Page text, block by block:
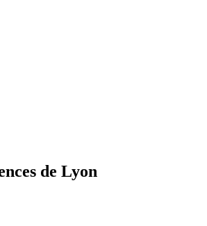
de Lyon